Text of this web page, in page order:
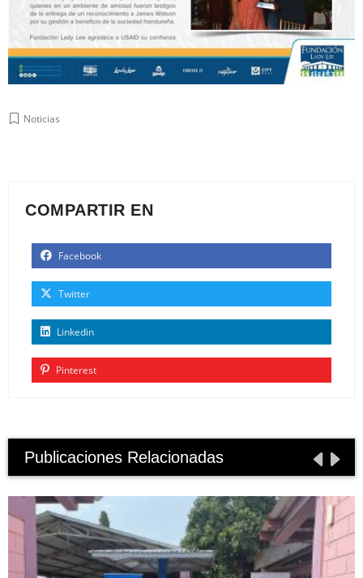
Noticias
COMPARTIR EN
Facebook
Twitter
Linkedin
Pinterest
Publicaciones Relacionadas